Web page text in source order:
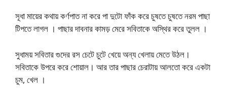
সূধা মায়ের কথায় কর্ণপাত না করে পা দুটো ফাঁক করে চুষতে চুষতে নরম পাছা
টিপতে লাগল । পাছার দাবনার কামড় মেরে সবিতাকে অস্থির করে তুলল ।
সুধাময় সবিতার গুদের রস চেটে চুটে খেয়ে অন্য খেলায় মেতে উঠল।
সবিতাকে উপরে করে শোয়াল। আর তার পাছার চেরাটায় আলতো করে একটা
চুম, খেল ।